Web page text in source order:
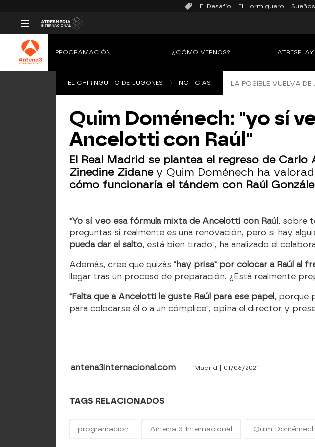
El Desafío El Hormiguero
PROGRAMACIÓN ¿CÓMO VERNOS?
EL CHIRINGUITO DE JUGONES NOTICIAS LA POSIBLE VUELVA DE
Quim Doménech: "yo sí
Ancelotti con Raúl"
El Real Madrid se plantea el regreso de
Zinedine Zidane y Quim Doménech ha
cómo funcionaría el tándem con Raúl
"Yo sí veo esa fórmula mixta de Ancelotti con Raúl, sobre
preguntas si realmente es una renovación, pero si hay
pueda dar el salto, está bien tirado", ha analizado el
Además, cree que quizás"hay prisa" por colocar a Raúl al
llegar tras un proceso de preparación. ¿Está realmente
"Falta que a Ancelotti le guste Raúl para ese papel, porque
para colocarse él o a un cómplice", opina el director y
antena3internacional.com | Madrid | 01/06/2021
TAGS RELACIONADOS
programacion Antena 3 Internacional Quim Domémech